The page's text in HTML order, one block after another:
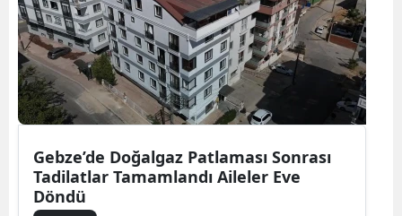
Gebze’de Doğalgaz Patlaması Sonrası
Tadilatlar Tamamlandı Aileler Eve
Döndü